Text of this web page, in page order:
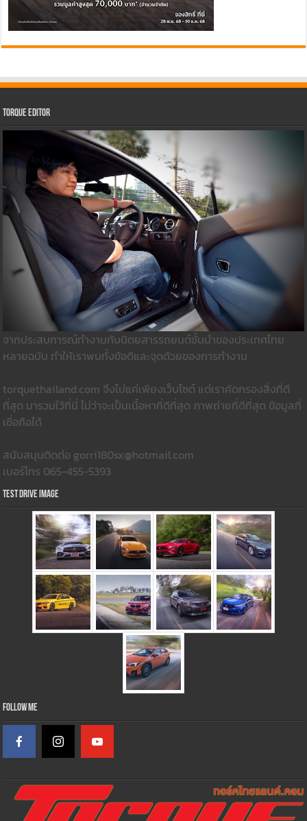
Torque Editor
จากประสบการณ์ทำงานกับนิตยสารรถยนต์ชั้นนำของประเทศไทย
หลายฉบับ ทำให้เราพบทั้งข้อดีและจุดด้วยของการทำงาน
torquethailand.com จึงไม่แค่เพียงเว็บไซต์ แต่เราคัดกรองสิ่งที่ดี
ที่สุด มารวมใว้ที่นี่ ไม่ว่าจะเป็นเนื้อหาที่ดีที่สุด ภาพถ่ายที่ดีที่สุด ข้อมูลที่
เชื่อถือได้
สนับสนุนติดต่อ gorri180sx@hotmail.com
เบอร์โทร 065-455-5393
Test Drive Image
Follow Me